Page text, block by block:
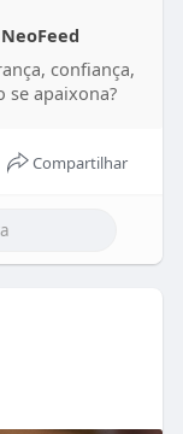
confiança,
apaixona?
Compartilhar